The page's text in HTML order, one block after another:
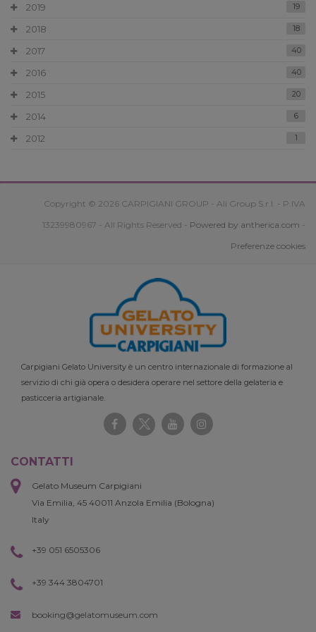
2019 19
2018 18
2017 40
2016 40
2015 20
2014 6
2012 1
Copyright © 2026 CARPIGIANI GROUP - Ali Group S.r.l. - P.IVA
13239980967 - All Rights Reserved - Powered by antherica.com -
Preferenze cookies
Carpigiani Gelato University è un centro internazionale di formazione al
servizio di chi già opera o desidera operare nel settore della gelateria e
pasticceria artigianale.
CONTATTI
Gelato Museum Carpigiani
Via Emilia, 45 40011 Anzola Emilia (Bologna)
Italy
+39 051 6505306
+39 344 3804701
booking@gelatomuseum.com